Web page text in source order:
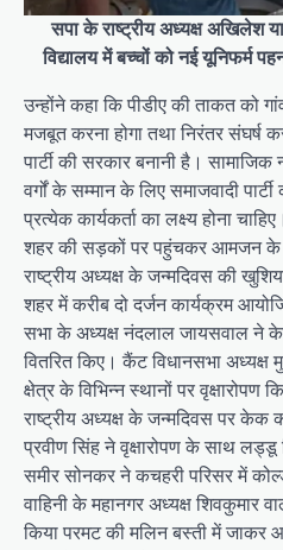
सपा के राष्ट्रीय अध्यक्ष अखिलेश
विद्यालय में बच्चों को नई यूनिफर्म
उन्होंने कहा कि पीडीए की ताकत को
मजबूत करना होगा तथा निरंतर संघर्ष
पार्टी की सरकार बनानी है। सामाजिक
वर्गों के सम्मान के लिए समाजवादी
प्रत्येक कार्यकर्ता का लक्ष्य होना
शहर की सड़कों पर पहुंचकर आमजन के
राष्ट्रीय अध्यक्ष के जन्मदिवस की
शहर में करीब दो दर्जन कार्यक्रम
सभा के अध्यक्ष नंदलाल जायसवाल ने
वितरित किए। कैंट विधानसभा अध्यक्ष
क्षेत्र के विभिन्न स्थानों पर
राष्ट्रीय अध्यक्ष के जन्मदिवस पर केक
प्रवीण सिंह ने वृक्षारोपण के साथ लड्डू
समीर सोनकर ने कचहरी परिसर में
वाहिनी के महानगर अध्यक्ष शिवकुमार
किया परमट की मलिन बस्ती में जाकर